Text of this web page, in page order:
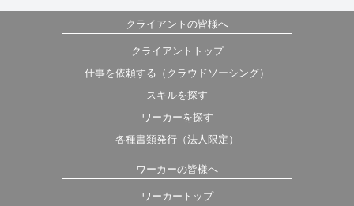
クライアントの皆様へ
クライアントトップ
仕事を依頼する（クラウドソーシング）
スキルを探す
ワーカーを探す
各種書類発行（法人限定）
ワーカーの皆様へ
ワーカートップ